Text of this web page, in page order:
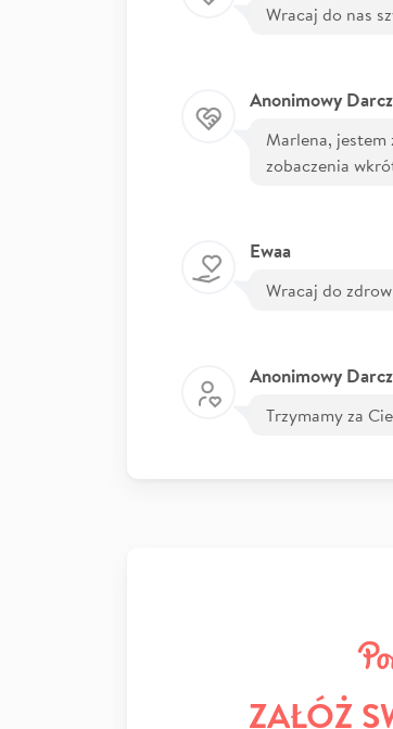
Wracaj do nas
Anonimowy
Marlena, jestem
zobaczenia
Ewaa
Wracaj do
Anonimowy
Trzymamy za
ZAŁÓŻ